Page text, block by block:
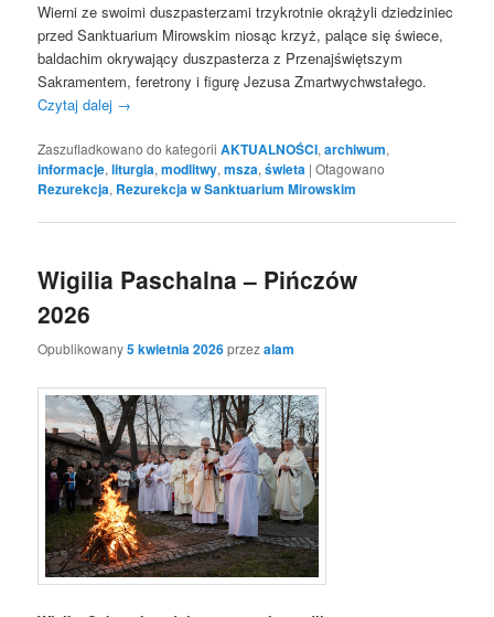
Wierni ze swoimi duszpasterzami trzykrotnie okrążyli dziedziniec
przed Sanktuarium Mirowskim niosąc krzyż, palące się świece,
baldachim okrywający duszpasterza z Przenajświętszym
Sakramentem, feretrony i figurę Jezusa Zmartwychwstałego.
Czytaj dalej →
Zaszufladkowano do kategorii AKTUALNOŚCI,archiwum,
informacje,liturgia,modlitwy,msza,świeta |Otagowano
Rezurekcja, Rezurekcja w Sanktuarium Mirowskim
Wigilia Paschalna – Pińczów
2026
Opublikowany5 kwietnia 2026przezalam